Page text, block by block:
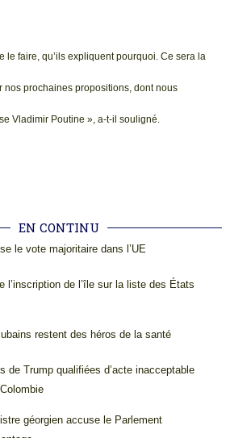
le faire, qu’ils expliquent pourquoi. Ce sera la
nos prochaines propositions, dont nous
Vladimir Poutine », a-t-il souligné.
EN CONTINU
le vote majoritaire dans l’UE
l’inscription de l’île sur la liste des États
restent des héros de la santé
de Trump qualifiées d’acte inacceptable
géorgien accuse le Parlement